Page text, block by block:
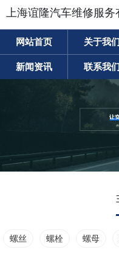
上海谊隆汽车维修服务
网站首页 关于我们
新闻资讯 联系我们
螺丝 螺栓 螺母